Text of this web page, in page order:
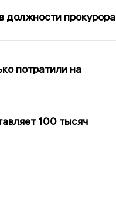
должности прокурора
потратили на
100 тысяч